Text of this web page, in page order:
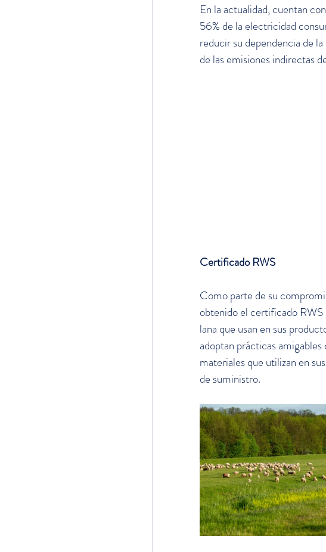
En la actualidad, cuentan
56% de la electricidad
reducir su dependencia de
de las emisiones indirectas
Certificado RWS
Como parte de su
obtenido el certificado
lana que usan en sus
adoptan prácticas
materiales que utilizan en
de suministro.